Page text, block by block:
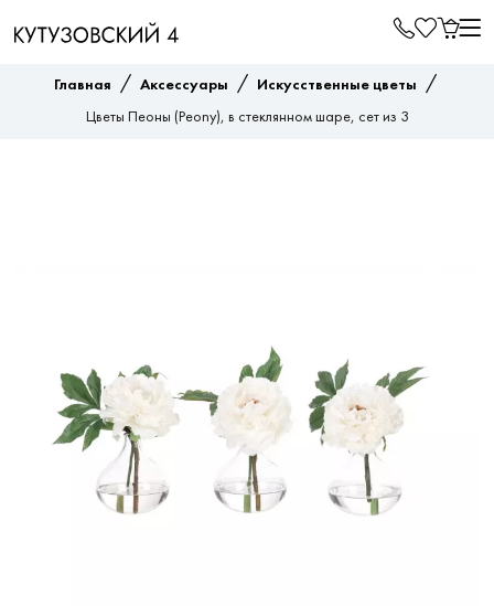
Главная / Аксессуары / Искусственные цветы /
Цветы Пеоны (Peony), в стеклянном шаре, сет из 3